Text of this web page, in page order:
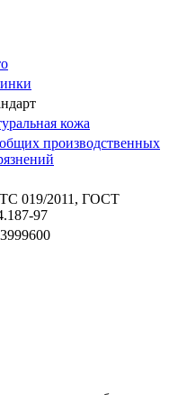
кожа
производственных
019/2011, ГОСТ
97